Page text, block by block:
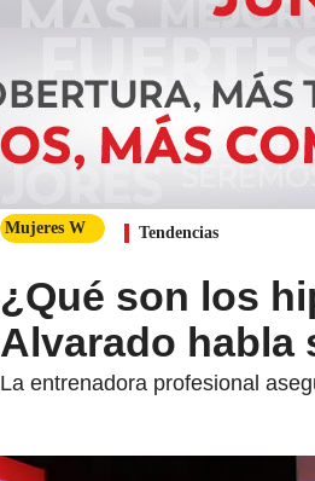
Mujeres W Tendencias
¿Qué son los
Alvarado habla
La entrenadora profesional